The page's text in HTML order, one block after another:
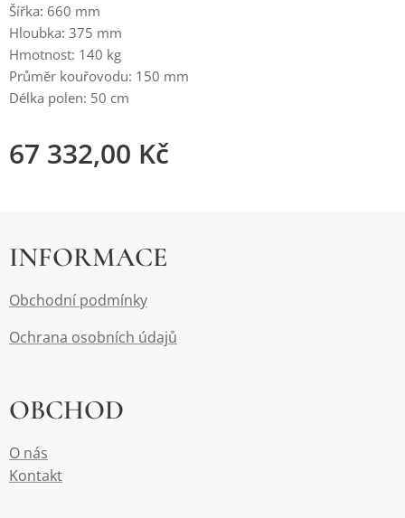
Šířka: 660 mm
Hloubka: 375 mm
Hmotnost: 140 kg
Průměr kouřovodu: 150 mm
Délka polen: 50 cm
67 332,00 Kč
INFORMACE
Obchodní podmínky
Ochrana osobních údajů
OBCHOD
O nás
Kontakt